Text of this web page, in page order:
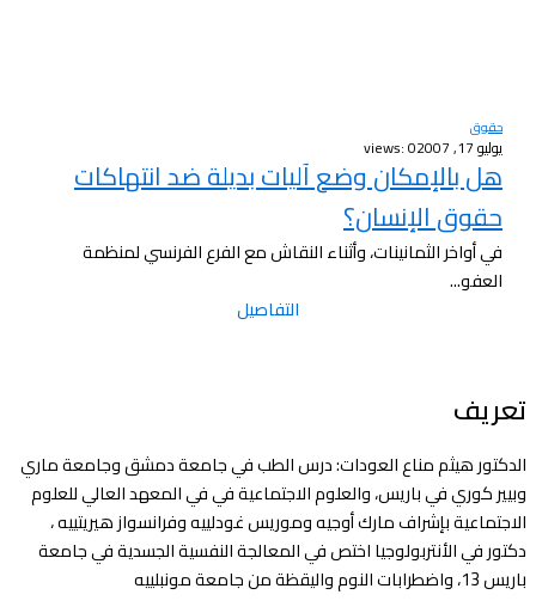
حقوق
يوليو 17, 2007 views: 0
هل بالإمكان وضع آليات بديلة ضد انتهاكات
حقوق الإنسان؟
في أواخر الثمانينات، وأثناء النقاش مع الفرع الفرنسي لمنظمة
العفو...
التفاصيل
تعريف
الدكتور هيثم مناع العودات: درس الطب في جامعة دمشق وجامعة ماري
وبيير كوري في باريس، والعلوم الاجتماعية في في المعهد العالي للعلوم
الاجتماعية بإشراف مارك أوجيه وموريس غودلييه وفرانسواز هيريتييه ،
دكتور في الأنتربولوجيا اختص في المعالجة النفسية الجسدية في جامعة
باريس 13، واضطرابات النوم واليقظة من جامعة مونبلييه